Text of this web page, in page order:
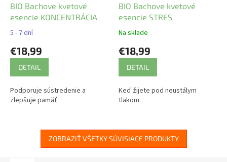
BIO Bachove kvetové
esencie KONCENTRÁCIA
5 - 7 dní
€18,99
DETAIL
Podporuje sústredenie a
zlepšuje pamäť.
BIO Bachove kvetové
esencie STRES
Na sklade
€18,99
DETAIL
Keď žijete pod neustálym
tlakom.
ZOBRAZIŤ VŠETKY SÚVISIACE PRODUKTY